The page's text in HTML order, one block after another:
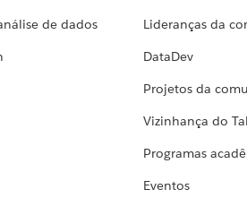
de dados
Lideranças da
DataDev
Projetos da
Vizinhança do
Programas
Eventos